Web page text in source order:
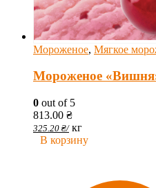
Мороженое, Мягкое
Мороженое
0 out of 5
813.00 ₴
325.20 ₴/ кг
В корзину